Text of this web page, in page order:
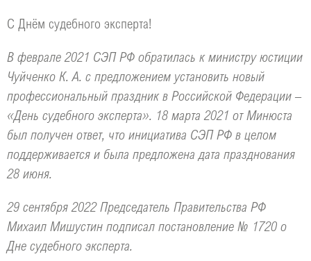
С Днём судебного эксперта!
В феврале 2021 СЭП РФ обратилась к министру юстиции
Чуйченко К. А. с предложением установить новый
профессиональный праздник в Российской Федерации –
«День судебного эксперта». 18 марта 2021 от Минюста
был получен ответ, что инициатива СЭП РФ в целом
поддерживается и была предложена дата празднования
28 июня.
29 сентября 2022 Председатель Правительства РФ
Михаил Мишустин подписал постановление № 1720 о
Дне судебного эксперта.